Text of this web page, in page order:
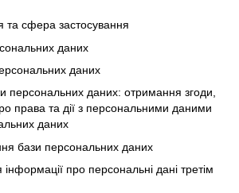
та сфера застосування
даних
даних
персональних даних: отримання згоди,
права та дії з персональними даними
даних
бази персональних даних
про персональні дані третім